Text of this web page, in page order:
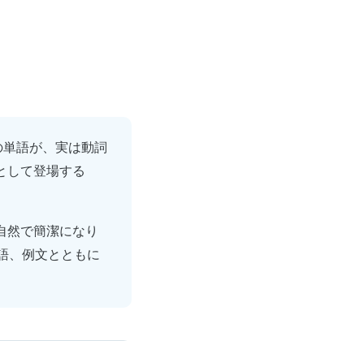
語が、実は動詞
して登場する
で簡潔になり
、例文とともに